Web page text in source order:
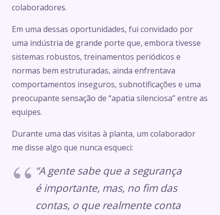
colaboradores.
Em uma dessas oportunidades, fui convidado por
uma indústria de grande porte que, embora tivesse
sistemas robustos, treinamentos periódicos e
normas bem estruturadas, ainda enfrentava
comportamentos inseguros, subnotificações e uma
preocupante sensação de “apatia silenciosa” entre as
equipes.
Durante uma das visitas à planta, um colaborador
me disse algo que nunca esqueci:
“A gente sabe que a segurança
é importante, mas, no fim das
contas, o que realmente conta